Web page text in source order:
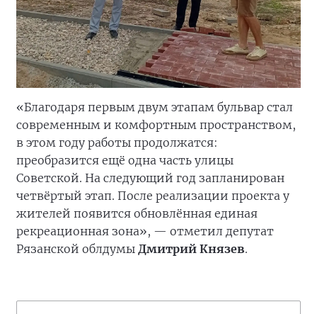
«Благодаря первым двум этапам бульвар стал
современным и комфортным пространством,
в этом году работы продолжатся:
преобразится ещё одна часть улицы
Советской. На следующий год запланирован
четвёртый этап. После реализации проекта у
жителей появится обновлённая единая
рекреационная зона», — отметил депутат
Рязанской облдумы Дмитрий Князев.